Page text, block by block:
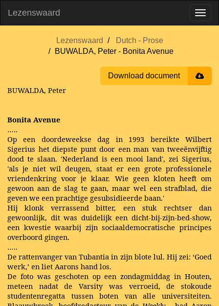
Lezenswaard
Lezenswaard
Dutch - Prose
BUWALDA, Peter - Bonita Avenue
Download document
BUWALDA, Peter
Bonita Avenue
…..
Op een doordeweekse dag in 1993 bereikte Wilbert
Sigerius het diepste punt door een man van tweeënvijftig
dood te slaan. 'Nederland is een mooi land', zei Sigerius,
'als je niet wil deugen, staat er een grote professionele
vriendenkring voor je klaar. Wie geen kloten heeft om
gewoon aan de slag te gaan, maar wel een strafblad, die
geven we een prachtige gesubsidieerde baan.'
Hij klonk verrassend bitter, een stuk rechtser dan
gewoonlijk, dit was duidelijk een dicht-bij-zijn-bed-show,
een kwestie waarbij zijn sociaaldemocratische principes
overboord gingen.
…..
De rattenvanger van Tubantia in zijn blote lul. Hij zei: ‘Goed
werk,’ en liet Aarons hand los.
De foto was geschoten op een zondagmiddag in Houten,
meteen nadat de Varsity was verroeid, de stokoude
studentenregatta tussen boten van alle universiteiten.